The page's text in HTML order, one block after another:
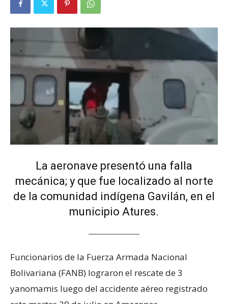
La aeronave presentó una falla
mecánica; y que fue localizado al norte
de la comunidad indígena Gavilán, en el
municipio Atures.
Funcionarios de la Fuerza Armada Nacional
Bolivariana (FANB) lograron el rescate de 3
yanomamis luego del accidente aéreo registrado